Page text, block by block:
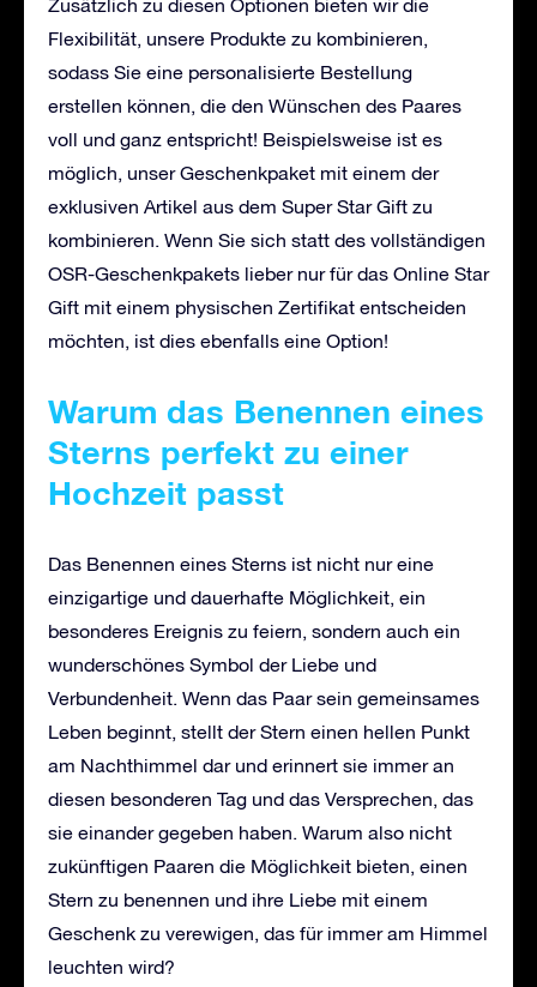
Zusätzlich zu diesen Optionen bieten wir die
Flexibilität, unsere Produkte zu kombinieren,
sodass Sie eine personalisierte Bestellung
erstellen können, die den Wünschen des Paares
voll und ganz entspricht! Beispielsweise ist es
möglich, unser Geschenkpaket mit einem der
exklusiven Artikel aus dem Super Star Gift zu
kombinieren. Wenn Sie sich statt des vollständigen
OSR-Geschenkpakets lieber nur für das Online Star
Gift mit einem physischen Zertifikat entscheiden
möchten, ist dies ebenfalls eine Option!
Warum das Benennen eines
Sterns perfekt zu einer
Hochzeit passt
Das Benennen eines Sterns ist nicht nur eine
einzigartige und dauerhafte Möglichkeit, ein
besonderes Ereignis zu feiern, sondern auch ein
wunderschönes Symbol der Liebe und
Verbundenheit. Wenn das Paar sein gemeinsames
Leben beginnt, stellt der Stern einen hellen Punkt
am Nachthimmel dar und erinnert sie immer an
diesen besonderen Tag und das Versprechen, das
sie einander gegeben haben. Warum also nicht
zukünftigen Paaren die Möglichkeit bieten, einen
Stern zu benennen und ihre Liebe mit einem
Geschenk zu verewigen, das für immer am Himmel
leuchten wird?